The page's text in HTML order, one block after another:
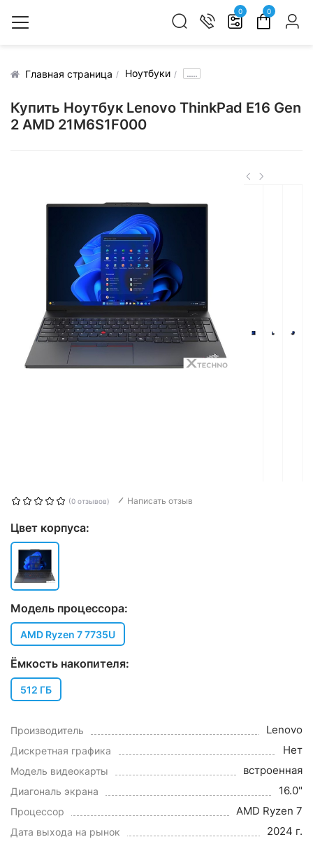
0 0
Главная страница Ноутбуки .....
Купить Ноутбук Lenovo ThinkPad E16 Gen
2 AMD 21M6S1F000
(0 отзывов) Написать отзыв
Цвет корпуса:
Модель процессора:
AMD Ryzen 7 7735U
Ёмкость накопителя:
512 ГБ
Производитель Lenovo
Дискретная графика Нет
Модель видеокарты встроенная
Диагональ экрана 16.0"
Процессор AMD Ryzen 7
Дата выхода на рынок 2024 г.